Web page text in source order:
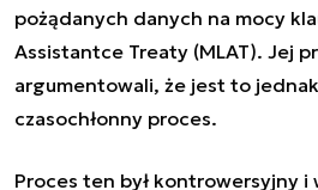
pożądanych danych na mocy
Assistantce Treaty (MLAT). Jej
argumentowali, że jest to
czasochłonny proces.
Proces ten był kontrowersyjny i